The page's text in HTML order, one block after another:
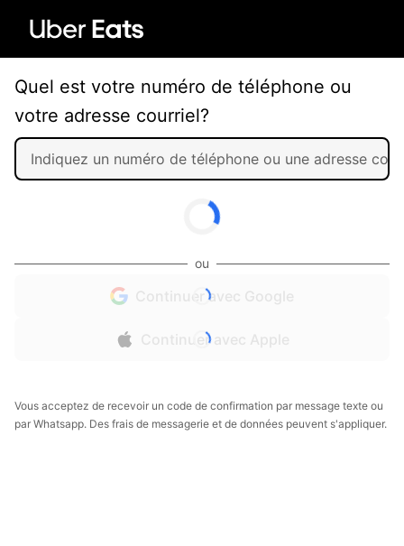
Quel est votre numéro de téléphone ou
votre adresse courriel?
ou
Continuer avec Google
Continuer avec Apple
Vous acceptez de recevoir un code de confirmation par message texte ou
par Whatsapp. Des frais de messagerie et de données peuvent s'appliquer.